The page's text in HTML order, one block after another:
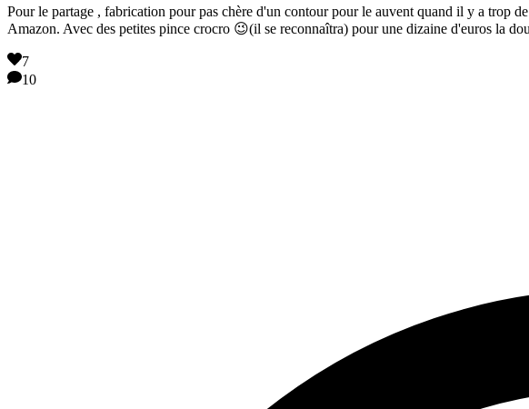
Pour le partage , fabrication pour pas chère d'un contour pour le auvent quand il y a trop
Amazon. Avec des petites pince crocro 😉(il se reconnaîtra) pour une dizaine d'euros la
7
10